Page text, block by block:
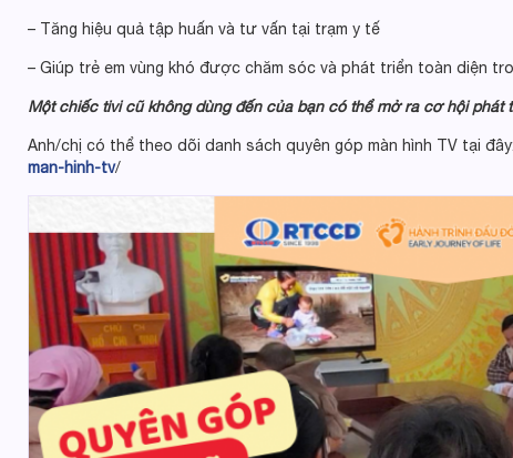
– Tăng hiệu quả tập huấn và tư vấn tại trạm y tế
– Giúp trẻ em vùng khó được chăm sóc và phát triển toàn diện
Một chiếc tivi cũ không dùng đến của bạn có thể mở ra cơ hội phát
Anh/chị có thể theo dõi danh sách quyên góp màn hình TV tại đây:
man-hinh-tv/